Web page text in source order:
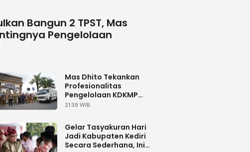
Bangun 2 TPST, Mas
Pengelolaan
Mas Dhito Tekankan
Profesionalitas
Pengelolaan KDKMP
agar Berkelanjutan
21:39 WIB
Gelar Tasyakuran Hari
Jadi Kabupaten Kediri
Secara Sederhana, Ini